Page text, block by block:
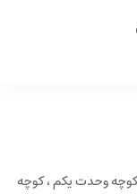
زرند ، خبابان ۱۴ معصوم ،کوچه وحدت یکم ، کوچه